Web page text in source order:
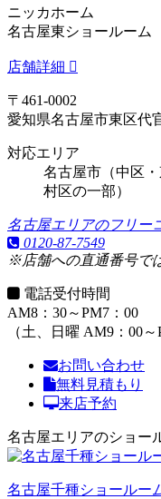
ニッカホーム
名古屋東ショールーム
店舗詳細
〒461-0002
愛知県名古屋市東区代
対応エリア
名古屋市（中区
村区の一部）
名古屋エリアのフリー
0120-87-7549
※店舗への直通番号で
電話受付時間
AM8：30～PM7：00
（土、日曜 AM9：00～
お問い合わせ
無料見積もり
来店予約
名古屋エリアのショー
名古屋千種ショールー